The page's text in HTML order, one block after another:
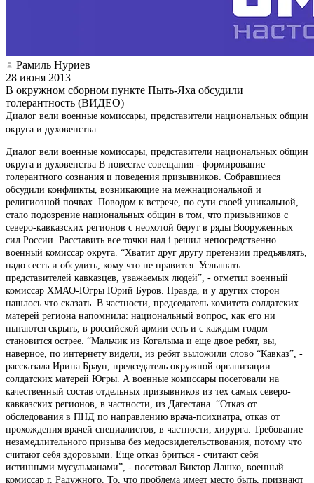
Рамиль Нуриев
28 июня 2013
В окружном сборном пункте Пыть-Яха обсудили
толерантность (ВИДЕО)
Диалог вели военные комиссары, представители национальных общин
округа и духовенства
Диалог вели военные комиссары, представители национальных общин
округа и духовенства В повестке совещания - формирование
толерантного сознания и поведения призывников. Собравшиеся
обсудили конфликты, возникающие на межнациональной и
религиозной почвах. Поводом к встрече, по сути своей уникальной,
стало подозрение национальных общин в том, что призывников с
северо-кавказских регионов с неохотой берут в ряды Вооруженных
сил России. Расставить все точки над i решил непосредственно
военный комиссар округа. “Хватит друг другу претензии предъявлять,
надо сесть и обсудить, кому что не нравится. Услышать
представителей кавказцев, уважаемых людей”, - отметил военный
комиссар ХМАО-Югры Юрий Буров. Правда, и у других сторон
нашлось что сказать. В частности, председатель комитета солдатских
матерей региона напомнила: национальный вопрос, как его ни
пытаются скрыть, в российской армии есть и с каждым годом
становится острее. “Мальчик из Когалыма и еще двое ребят, вы,
наверное, по интернету видели, из ребят выложили слово “Кавказ”, -
рассказала Ирина Браун, председатель окружной организации
солдатских матерей Югры. А военные комиссары посетовали на
качественный состав отдельных призывников из тех самых северо-
кавказских регионов, в частности, из Дагестана. “Отказ от
обследования в ПНД по направлению врача-психиатра, отказ от
прохождения врачей специалистов, в частности, хирурга. Требование
незамедлительного призыва без медосвидетельствования, потому что
считают себя здоровыми. Еще отказ бриться - считают себя
истинными мусульманами”, - посетовал Виктор Лашко, военный
комиссар г. Радужного. То, что проблема имеет место быть, признают